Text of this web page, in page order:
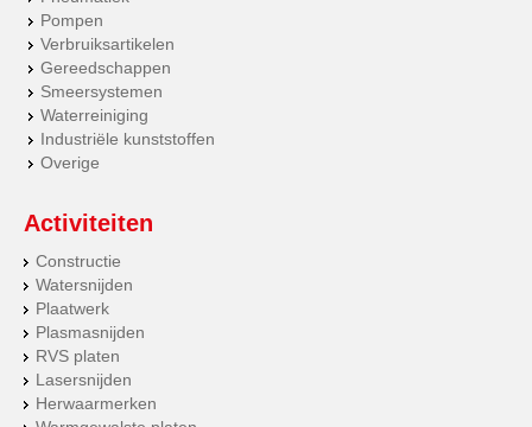
Pompen
Verbruiksartikelen
Gereedschappen
Smeersystemen
Waterreiniging
Industriële kunststoffen
Overige
Activiteiten
Constructie
Watersnijden
Plaatwerk
Plasmasnijden
RVS platen
Lasersnijden
Herwaarmerken